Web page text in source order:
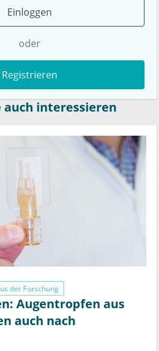
Einloggen
oder
Registrieren
auch interessieren
der Forschung
Augentropfen aus
auch nach